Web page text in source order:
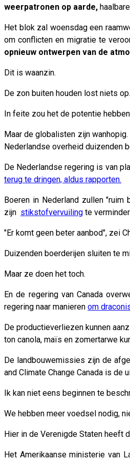
weerpatronen op aarde,
Het blok zal woensdag een
om conflicten en migratie te
opnieuw ontwerpen van de
Dit is waanzin.
De zon buiten houden lost niets op.
In feite zou het de potentie
Maar de globalisten zijn
Nederlandse overheid duizenden
De Nederlandse regering is van
terug te dringen, aldus rapporten.
Boeren in Nederland zullen "ruim
zijn stikstofvervuiling te
"Er komt geen beter aanbod", zei
Duizenden boerderijen sluiten te
Maar ze doen het toch.
En de regering van Canada
regering naar manieren om
De productieverliezen kunnen
ton canola, maïs en zomertarwe
De landbouwemissies zijn de
and Climate Change Canada is
Ik kan niet eens beginnen te
We hebben meer voedsel nodig,
Hier in de Verenigde Staten heeft
Het Amerikaanse ministerie van